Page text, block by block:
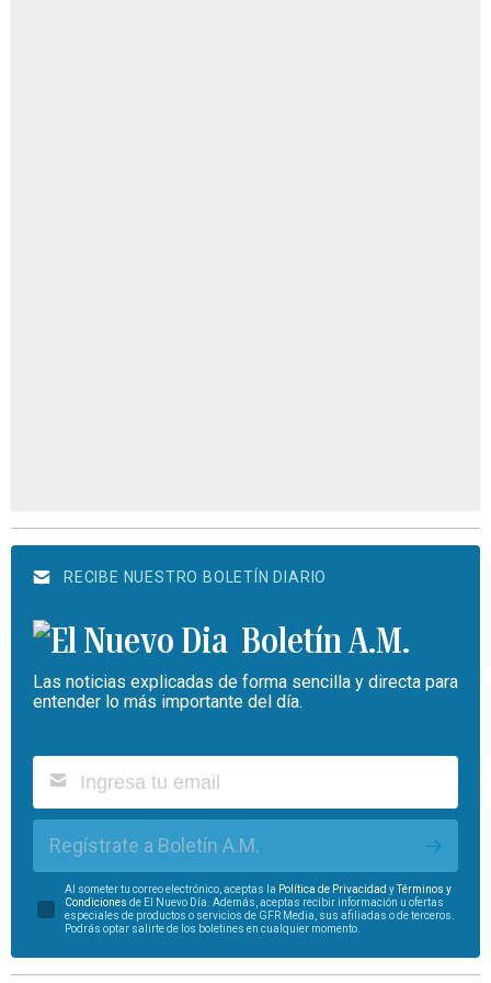
RECIBE NUESTRO BOLETÍN DIARIO
Boletín A.M.
Las noticias explicadas de forma sencilla y directa para
entender lo más importante del día.
Regístrate a Boletín A.M.
Al someter tu correo electrónico, aceptas la Política de Privacidad yTérminos y
Condiciones de El Nuevo Día. Además, aceptas recibir información u ofertas
especiales de productos o servicios de GFR Media, sus afiliadas o de terceros.
Podrás optar salirte de los boletines en cualquier momento.